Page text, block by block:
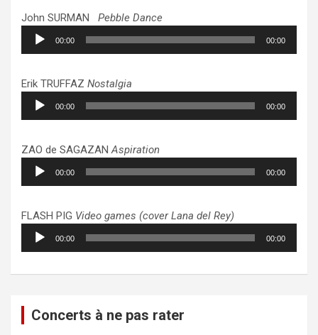
John SURMAN Pebble Dance
Lecteur
audio
00:00 00:00
Erik TRUFFAZ Nostalgia
Lecteur
audio
00:00 00:00
ZAO de SAGAZANAspiration
Lecteur
audio
00:00 00:00
FLASH PIG Video games (cover Lana del Rey)
Lecteur
audio
00:00 00:00
Concerts à ne pas rater